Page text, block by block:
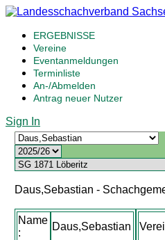
ERGEBNISSE
Vereine
Eventanmeldungen
Terminliste
An-/Abmelden
Antrag neuer Nutzer
Sign In
Daus,Sebastian -
Name
:
Daus,Sebastian